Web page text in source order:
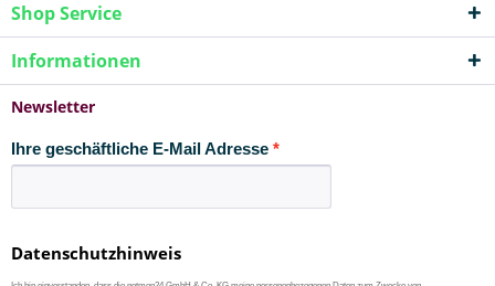
Shop Service
Informationen
Newsletter
Ihre geschäftliche E-Mail Adresse
Datenschutzhinweis